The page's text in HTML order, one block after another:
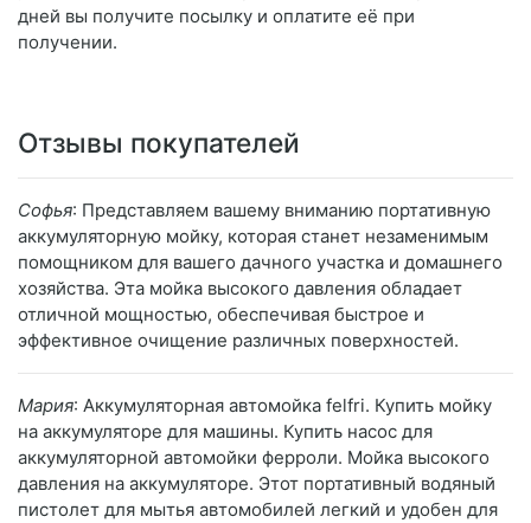
дней вы получите посылку и оплатите её при
получении.
Отзывы покупателей
Софья: Представляем вашему вниманию портативную
аккумуляторную мойку, которая станет незаменимым
помощником для вашего дачного участка и домашнего
хозяйства. Эта мойка высокого давления обладает
отличной мощностью, обеспечивая быстрое и
эффективное очищение различных поверхностей.
Мария: Аккумуляторная автомойка felfri. Купить мойку
на аккумуляторе для машины. Купить насос для
аккумуляторной автомойки ферроли. Мойка высокого
давления на аккумуляторе. Этот портативный водяный
пистолет для мытья автомобилей легкий и удобен для